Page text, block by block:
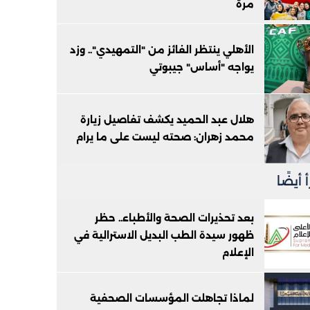
مرة
الأهلي ينتظر الفائز من "التمهيدي".. وزد
يواجه "أساس" جيبوتي
هلال عبد الحميد يكشف تفاصيل زيارة
محمد زهران: صحته ليست على ما يرام
أيضًا
بعد تحذيرات الصحة والأطباء.. حظر
ظهور سيدة الطب البديل الاسترالية في
الإعلام
لماذا تجاهلت المؤسسات الصحفية